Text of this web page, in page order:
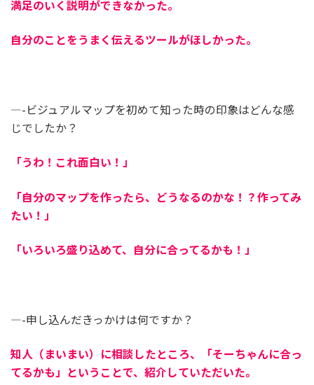
満足のいく説明ができなかった。
自分のことをうまく伝えるツールがほしかった。
—-ビジュアルマップを初めて知った時の印象はどんな感
じでしたか？
「うわ！これ面白い！」
「自分のマップを作ったら、どうなるのかな！？作ってみ
たい！」
「いろいろ盛り込めて、自分に合ってるかも！」
—-申し込んだきっかけは何ですか？
知人（まいまい）に相談したところ、「そーちゃんに合っ
てるかも」ということで、紹介していただいた。